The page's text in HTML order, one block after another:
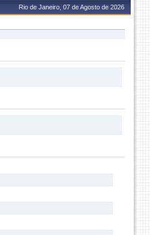
Rio de Janeiro, 07 de Agosto de 2026